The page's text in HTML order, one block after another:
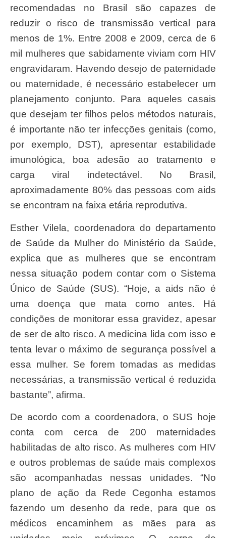
recomendadas no Brasil são capazes de
reduzir o risco de transmissão vertical para
menos de 1%. Entre 2008 e 2009, cerca de 6
mil mulheres que sabidamente viviam com HIV
engravidaram. Havendo desejo de paternidade
ou maternidade, é necessário estabelecer um
planejamento conjunto. Para aqueles casais
que desejam ter filhos pelos métodos naturais,
é importante não ter infecções genitais (como,
por exemplo, DST), apresentar estabilidade
imunológica, boa adesão ao tratamento e
carga viral indetectável. No Brasil,
aproximadamente 80% das pessoas com aids
se encontram na faixa etária reprodutiva.
Esther Vilela, coordenadora do departamento
de Saúde da Mulher do Ministério da Saúde,
explica que as mulheres que se encontram
nessa situação podem contar com o Sistema
Único de Saúde (SUS). “Hoje, a aids não é
uma doença que mata como antes. Há
condições de monitorar essa gravidez, apesar
de ser de alto risco. A medicina lida com isso e
tenta levar o máximo de segurança possível a
essa mulher. Se forem tomadas as medidas
necessárias, a transmissão vertical é reduzida
bastante”, afirma.
De acordo com a coordenadora, o SUS hoje
conta com cerca de 200 maternidades
habilitadas de alto risco. As mulheres com HIV
e outros problemas de saúde mais complexos
são acompanhadas nessas unidades. “No
plano de ação da Rede Cegonha estamos
fazendo um desenho da rede, para que os
médicos encaminhem as mães para as